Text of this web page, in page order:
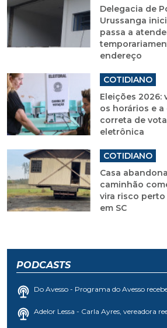
Delegacia de
Urussanga
passa a
endereço
COTIDIANO
Eleições 2026:
os horários e a
correta de
eletrônica
COTIDIANO
Casa
caminhão
vira risco perto
em SC
PODCASTS
Do Avesso - Programa do Avesso
Adelor Lessa - Carla Ayres, vereadora